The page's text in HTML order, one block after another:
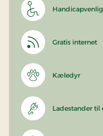
Gratis internet
Kæledyr
Ladestander til